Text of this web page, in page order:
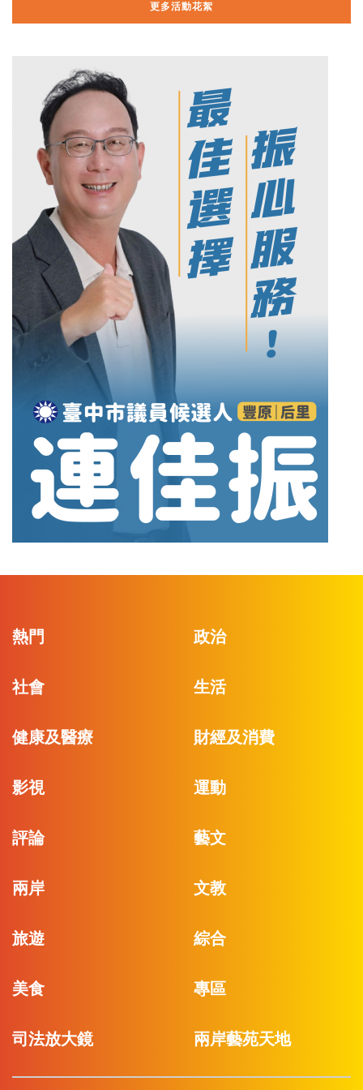
更多活動花絮
熱門 政治
社會 生活
健康及醫療 財經及消費
影視 運動
評論 藝文
兩岸 文教
旅遊 綜合
美食 專區
司法放大鏡 兩岸藝苑天地